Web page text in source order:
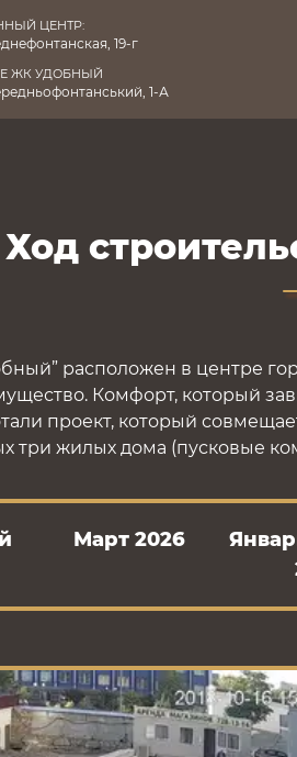
ЦЕНТР:
19-г
ЖК УДОБНЫЙ
1-А
Ход
расположен в центре
Комфорт, который
проект, который
три жилых дома (пусковые
Март 2026